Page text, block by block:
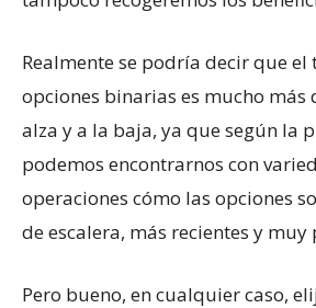
Realmente se podría decir que el
opciones binarias es mucho más
alza y a la baja, ya que según la
podemos encontrarnos con
operaciones cómo las opciones
de escalera, más recientes y muy
Pero bueno, en cualquier caso,